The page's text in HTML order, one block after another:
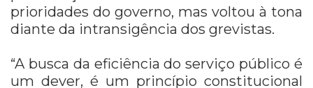
prioridades do governo, mas voltou à tona
diante da intransigência dos grevistas.
“A busca da eficiência do serviço público é
um dever, é um princípio constitucional